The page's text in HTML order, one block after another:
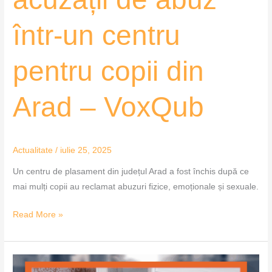
într-un centru
pentru copii din
Arad – VoxQub
Actualitate / iulie 25, 2025
Un centru de plasament din județul Arad a fost închis după ce
mai mulți copii au reclamat abuzuri fizice, emoționale și sexuale.
Read More »